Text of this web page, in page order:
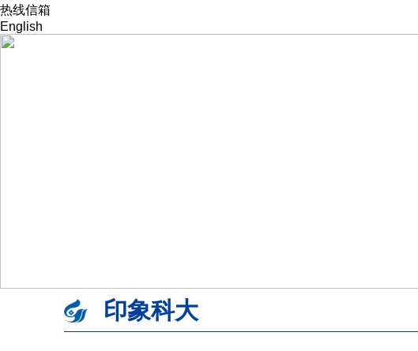
校友办
新闻网
热线信箱
English
印象科大